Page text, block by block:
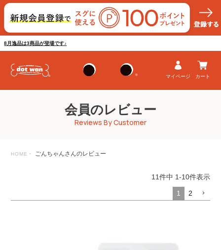
8月逸品は3商品が登場です♪
マイページ カート
会員のレビュー
Reviews By Customer
HOME ごんちゃんさんのレビュー
11件中 1-10件表示
1 2